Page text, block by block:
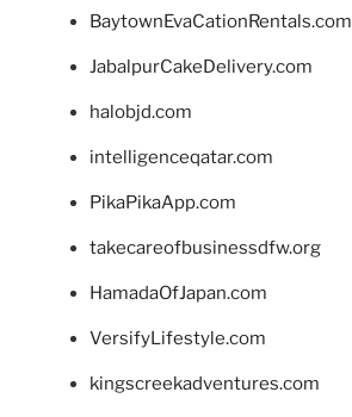
BaytownEvaCationRentals.com
JabalpurCakeDelivery.com
halobjd.com
intelligenceqatar.com
PikaPikaApp.com
takecareofbusinessdfw.org
HamadaOfJapan.com
VersifyLifestyle.com
kingscreekadventures.com